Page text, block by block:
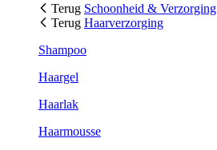
Terug Schoonheid & Verzorging
Terug Haarverzorging
Shampoo
Haargel
Haarlak
Haarmousse